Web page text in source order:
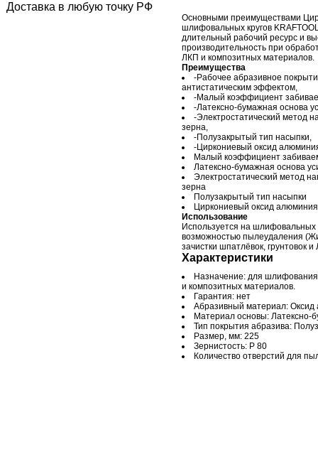
Доставка в любую точку РФ
Основными преимуществами
шлифовальных кругов
длительный рабочий ресурс и
производительность при
ЛКП и композитных материалов.
Преимущества
-Рабочее абразивное
антистатическим эффектом,
-Малый коэффициент
-Латексно-бумажная основа
-Электростатический метод
зерна,
-Полузакрытый тип насыпки,
-Циркониевый оксид
Малый коэффициент
Латексно-бумажная основа
Электростатический метод
зерна
Полузакрытый тип насыпки
Циркониевый оксид
Использование
Используется на
возможностью пылеудаления
зачистки шпатлёвок, грунтовок
Характеристики
Назначение: для
и композитных материалов.
Гарантия: нет
Абразивный материал:
Материал основы: Латексно-
Тип покрытия абразива:
Размер, мм: 225
Зернистость: Р 80
Количество отверстий для